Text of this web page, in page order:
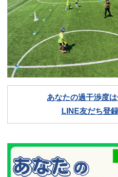
あなたの過干渉度
LINE友だち登